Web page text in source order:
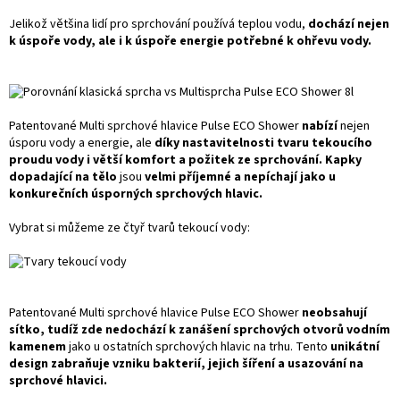
Jelikož většina lidí pro sprchování používá teplou vodu, dochází nejen
k úspoře vody, ale i k úspoře energie potřebné k ohřevu vody.
Patentované Multi sprchové hlavice Pulse ECO Shower nabízínejen
úsporu vody a energie, ale díky nastavitelnosti tvaru tekoucího
proudu vody i větší komfort a požitek ze sprchování. Kapky
dopadající na tělo jsou velmi příjemné a nepíchají jako u
konkurečních úsporných sprchových hlavic.
Vybrat si můžeme ze čtyř tvarů tekoucí vody:
Patentované Multi sprchové hlavice Pulse ECO Shower neobsahují
sítko, tudíž zde nedochází k zanášení sprchových otvorů vodním
kamenemjako u ostatních sprchových hlavic na trhu. Tento unikátní
design zabraňuje vzniku bakterií, jejich šíření a usazování na
sprchové hlavici.